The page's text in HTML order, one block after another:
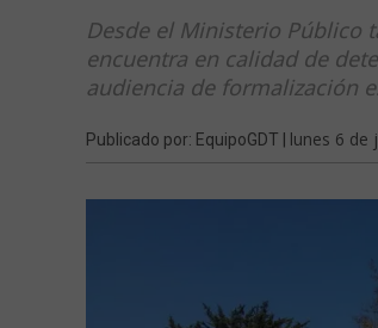
Desde el Ministerio Público
encuentra en calidad de
audiencia de formalización
Publicado por: EquipoGDT | lunes 6 de